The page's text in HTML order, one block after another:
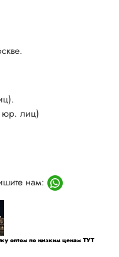
юр. лиц)
нам:
оптом по низким ценам ТУТ